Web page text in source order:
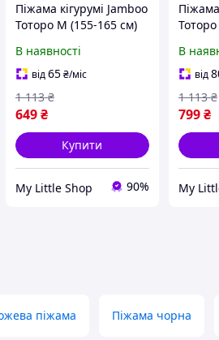
Піжама кігурумі Jamboo
Тоторо M (155-165 см)
В наявності
від65 ₴/міс
649 ₴
1 113 ₴
Купити
My Little Shop 90%
В
від
799₴
1 113 ₴
My
піжама Піжама чорна